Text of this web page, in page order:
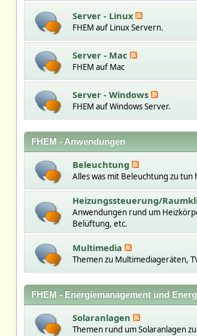
Server - Linux
FHEM auf Linux Servern.
Server - Mac
FHEM auf Mac
Server - Windows
FHEM auf Windows Server.
FHEM - Anwendungen
Beleuchtung
Alles was mit Beleuchtung zu tun
Heizungssteuerung/
Anwendungen rund um
Belüftung, etc.
Multimedia
Themen zu Multimediageräten,
FHEM - Energiemanagement und
Solaranlagen
Themen rund um Solaranlagen